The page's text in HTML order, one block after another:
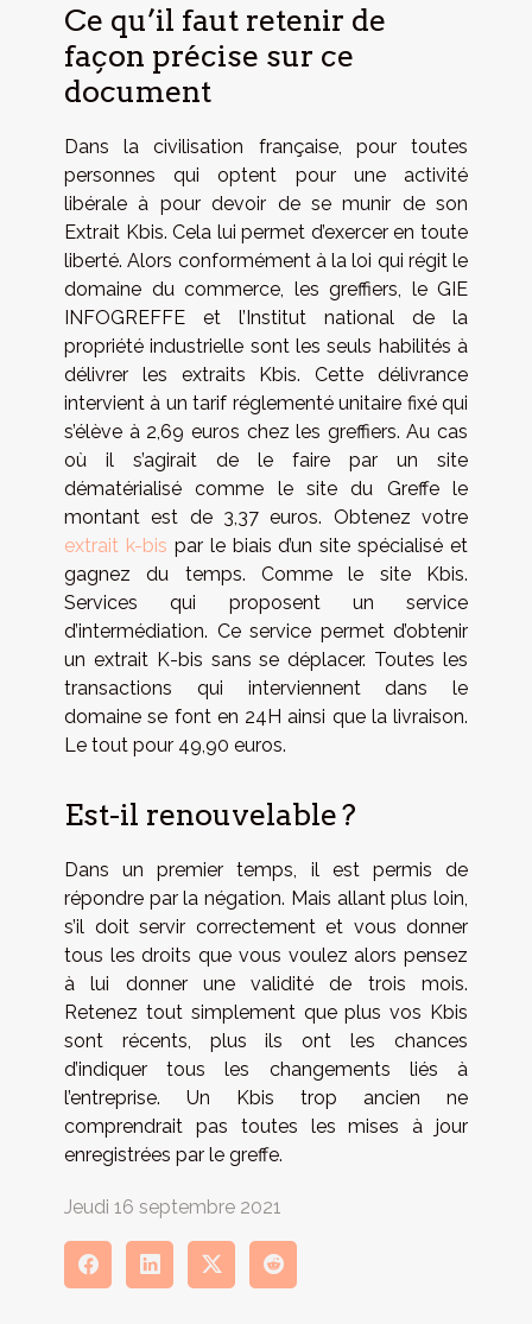
Ce qu’il faut retenir de
façon précise sur ce
document
Dans la civilisation française, pour toutes
personnes qui optent pour une activité
libérale à pour devoir de se munir de son
Extrait Kbis. Cela lui permet d’exercer en toute
liberté. Alors conformément à la loi qui régit le
domaine du commerce, les greffiers, le GIE
INFOGREFFE et l’Institut national de la
propriété industrielle sont les seuls habilités à
délivrer les extraits Kbis. Cette délivrance
intervient à un tarif réglementé unitaire fixé qui
s’élève à 2,69 euros chez les greffiers. Au cas
où il s’agirait de le faire par un site
dématérialisé comme le site du Greffe le
montant est de 3,37 euros. Obtenez votre
extrait k-bis par le biais d’un site spécialisé et
gagnez du temps. Comme le site Kbis.
Services qui proposent un service
d’intermédiation. Ce service permet d’obtenir
un extrait K-bis sans se déplacer. Toutes les
transactions qui interviennent dans le
domaine se font en 24H ainsi que la livraison.
Le tout pour 49,90 euros.
Est-il renouvelable ?
Dans un premier temps, il est permis de
répondre par la négation. Mais allant plus loin,
s’il doit servir correctement et vous donner
tous les droits que vous voulez alors pensez
à lui donner une validité de trois mois.
Retenez tout simplement que plus vos Kbis
sont récents, plus ils ont les chances
d’indiquer tous les changements liés à
l’entreprise. Un Kbis trop ancien ne
comprendrait pas toutes les mises à jour
enregistrées par le greffe.
Jeudi 16 septembre 2021